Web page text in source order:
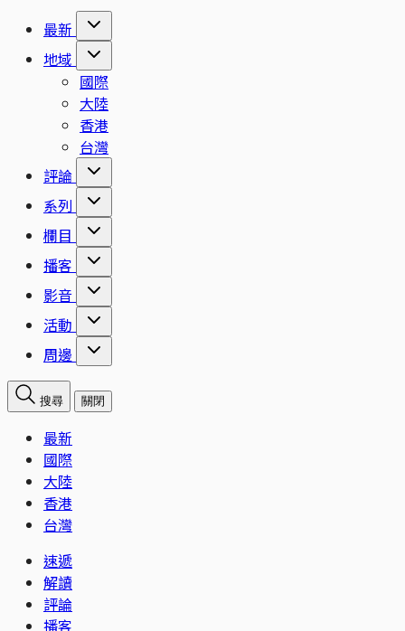
最新
地域
國際
大陸
香港
台灣
評論
系列
欄目
播客
影音
活動
周邊
搜尋 關閉
最新
國際
大陸
香港
台灣
速遞
解讀
評論
播客